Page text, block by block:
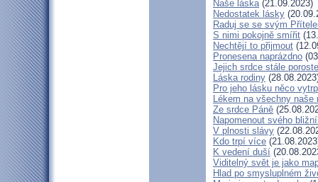
Naše láska(21.09.2023)
Nedostatek lásky
Raduj se se svým
S nimi pokojně smířit
Nechtějí to přijmout
Pronesena naprázdno
Jejich srdce stále poroste
Láska rodiny
Pro jeho lásku něco
Lékem na všechny naše
Ze srdce Páně
Napomenout svého
V plnosti slávy
Kdo trpí více
K vedení duší
Viditelný svět je jako
Hlad po smysluplném